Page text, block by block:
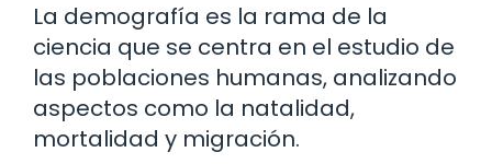
La demografía es la rama de la
ciencia que se centra en el estudio de
las poblaciones humanas, analizando
aspectos como la natalidad,
mortalidad y migración.